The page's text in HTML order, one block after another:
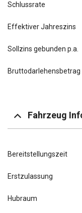
Schlussrate
Effektiver Jahreszins
Sollzins gebunden p.a.
Bruttodarlehensbetrag
Fahrzeug
Bereitstellungszeit
Erstzulassung
Hubraum